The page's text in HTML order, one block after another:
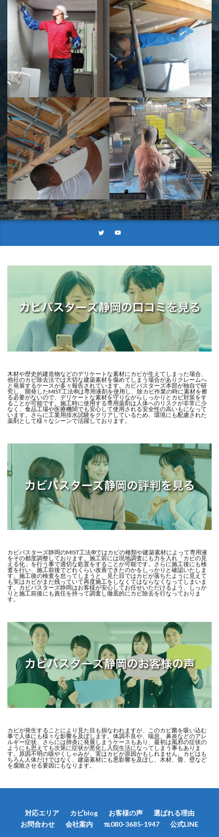
木材や歴史的建造物などのデリケートな素材にカビが生えてしまった場合、
他社のカビ除去法では大切な建築素材を傷めてしまう場合がありクレームへ
と発展するケースが多々報告されています。カビバスターズ本部が独自で研
究し、開発したMIST工法®は専用液剤を使用し、除カビ作業の時に素材を擦
る必要がないので、デリケートな素材を守りながらしっかりとカビ対策をす
ることが可能です。施工時に使用する専用薬剤は人体へのリスクが非常に少
なく、食品工場や医療機関でも安心して使用される安全性の高いもになって
います。さらに工業用排水試験をクリアしているため、環境にも配慮された
薬剤として様々なシーンで活躍しております。
カビバスターズ静岡のMIST工法®ではカビの種類や建築素材によって専用液
をその都度調整しております。施工前には現地調査にも力を入れ「カビの見
える化」を行う事で適切な処置をすることが可能です。さらに施工後にも検
査を行い、施工前後でどれくらい改善できたのかをしっかりと確認いたしま
す。施工後の検査を怠ってしまうと、見た目ではカビが落ちたように見えて
も実はカビがまだ残っていて再度施工をしなくてはならなくなってしまいま
す。カビバスターズ静岡はお客様が安心してお任せいただけるよう、しっか
りと施工前後にも責任を持って調査し徹底的にカビ除去を行なっておりま
す。
カビが発生することにより見た目も損なわれますが、このカビ菌を吸い込む
事で人体にも様々な影響を及ぼします。体調不良や、喘息、鼻炎などのアレ
ルギー症状、さらには肺炎に発展しまうケースもあり、最初は風邪の症状の
ようにも思えても次第に症状が悪化し入院生活になってしまう事もありま
す。原因不明の咳やくしゃみが、実はカビが原因かもしれません。カビはも
ちろん人体だけではなく、建築素材にも悪影響を及ぼし、木材、畳、壁など
を腐敗させる要因にもなります。
対応エリア カビblog お客様の声
選ばれる理由
お問合わせ
会社案内 ℡080-3685-1947 公式LINE